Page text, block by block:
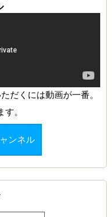
だくには動画が一番。
。
ンネル